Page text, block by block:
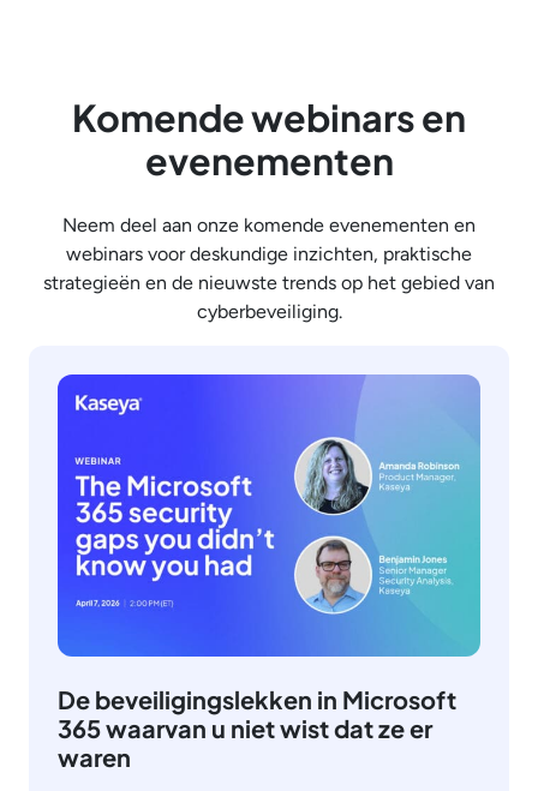
Komende webinars en
evenementen
Neem deel aan onze komende evenementen en
webinars voor deskundige inzichten, praktische
strategieën en de nieuwste trends op het gebied van
cyberbeveiliging.
De beveiligingslekken in Microsoft
365 waarvan u niet wist dat ze er
waren